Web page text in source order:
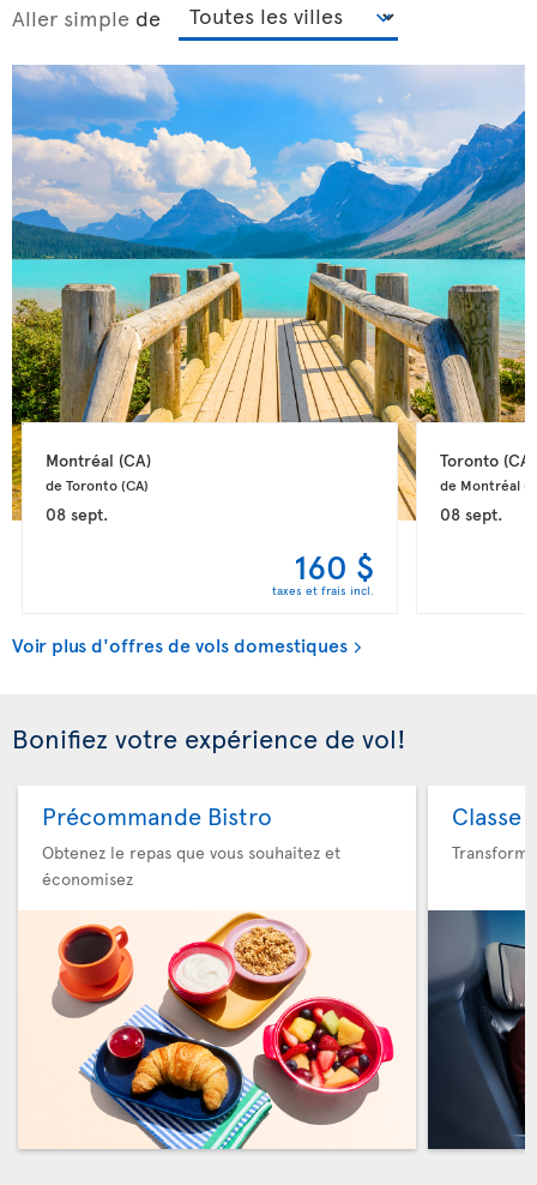
Aller simple de
Montréal (CA)
de Toronto (CA)
08 sept.
160 $
taxes et frais incl.
Toronto (CA)
de Montréal
08 sept.
Voir plus d'offres de vols domestiques
Bonifiez votre expérience de vol!
Précommande Bistro
Obtenez le repas que vous souhaitez et
économisez
Classe